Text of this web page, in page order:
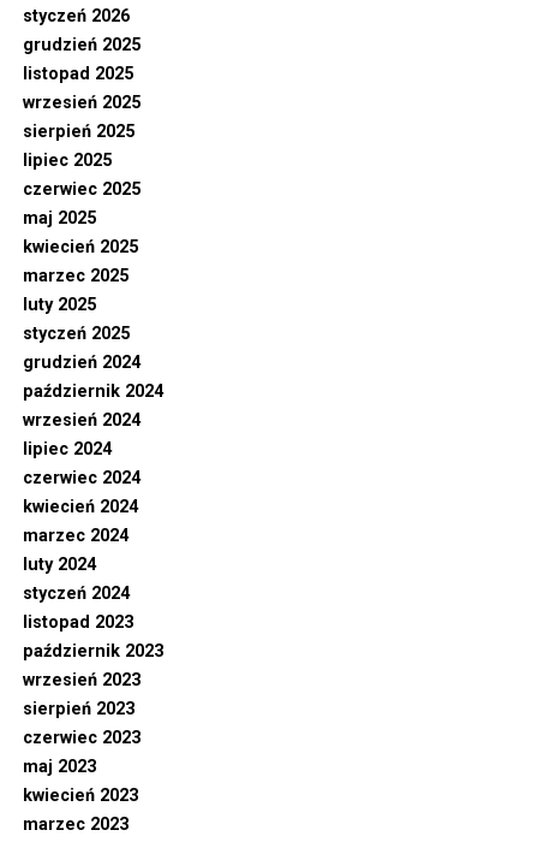
styczeń 2026
grudzień 2025
listopad 2025
wrzesień 2025
sierpień 2025
lipiec 2025
czerwiec 2025
maj 2025
kwiecień 2025
marzec 2025
luty 2025
styczeń 2025
grudzień 2024
październik 2024
wrzesień 2024
lipiec 2024
czerwiec 2024
kwiecień 2024
marzec 2024
luty 2024
styczeń 2024
listopad 2023
październik 2023
wrzesień 2023
sierpień 2023
czerwiec 2023
maj 2023
kwiecień 2023
marzec 2023